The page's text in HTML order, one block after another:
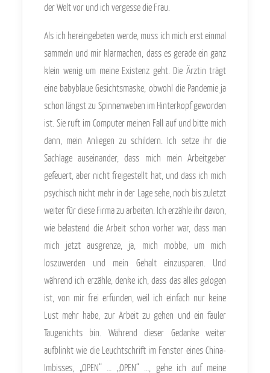
der Welt vor und ich vergesse die Frau.
Als ich hereingebeten werde, muss ich mich erst einmal
sammeln und mir klarmachen, dass es gerade ein ganz
klein wenig um meine Existenz geht. Die Ärztin trägt
eine babyblaue Gesichtsmaske, obwohl die Pandemie ja
schon längst zu Spinnenweben im Hinterkopf geworden
ist. Sie ruft im Computer meinen Fall auf und bitte mich
dann, mein Anliegen zu schildern. Ich setze ihr die
Sachlage auseinander, dass mich mein Arbeitgeber
gefeuert, aber nicht freigestellt hat, und dass ich mich
psychisch nicht mehr in der Lage sehe, noch bis zuletzt
weiter für diese Firma zu arbeiten. Ich erzähle ihr davon,
wie belastend die Arbeit schon vorher war, dass man
mich jetzt ausgrenze, ja, mich mobbe, um mich
loszuwerden und mein Gehalt einzusparen. Und
während ich erzähle, denke ich, dass das alles gelogen
ist, von mir frei erfunden, weil ich einfach nur keine
Lust mehr habe, zur Arbeit zu gehen und ein fauler
Taugenichts bin. Während dieser Gedanke weiter
aufblinkt wie die Leuchtschrift im Fenster eines China-
Imbisses, „OPEN“ … „OPEN“ …, gehe ich auf meine